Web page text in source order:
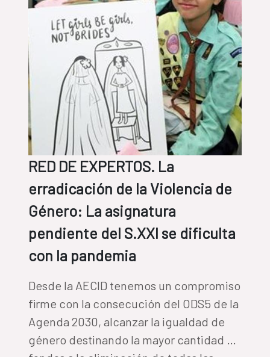
RED DE EXPERTOS. La
erradicación de la Violencia de
Género: La asignatura
pendiente del S.XXI se dificulta
con la pandemia
Desde la AECID tenemos un compromiso
firme con la consecución del ODS5 de la
Agenda 2030, alcanzar la igualdad de
género destinando la mayor cantidad de